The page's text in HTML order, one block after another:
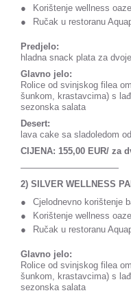
Korištenje wellness
Ručak u restoranu
Predjelo:
hladna snack plata za dvoje
Glavno jelo:
Rolice od svinjskog filea
šunkom, krastavcima) s
sezonska salata
Desert:
lava cake sa sladoledom
CIJENA: 155,00 EUR/ za
———————————
2) SILVER WELLNESS
Cjelodnevno korištenje
Korištenje wellness
Ručak u restoranu
Glavno jelo:
Rolice od svinjskog filea
šunkom, krastavcima) s
sezonska salata